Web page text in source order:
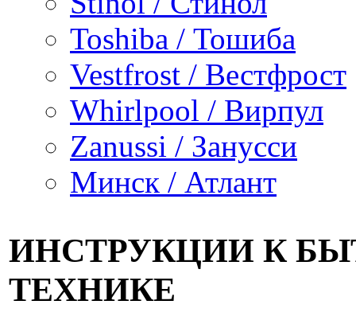
Toshiba / Тошиба
Vestfrost / Вестфрост
Whirlpool / Вирпул
Zanussi / Занусси
Минск / Атлант
ИНСТРУКЦИИ К
ТЕХНИКЕ